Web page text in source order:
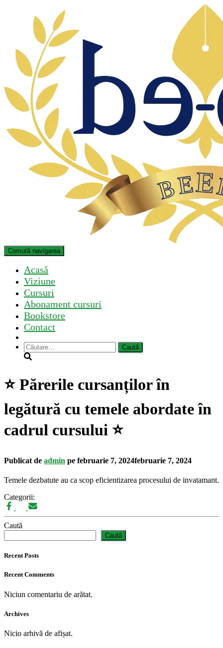
Comută navigarea
Acasă
Viziune
Cursuri
Abonament cursuri
Bookstore
Contact
Caută
după:
⭐ Părerile cursanților în
legătură cu temele abordate în
cadrul cursului ⭐
Publicat de admin pe februarie 7, 2024februarie 7, 2024
Temele dezbatute au ca scop eficientizarea procesului de invatamant.
Categorii:
Caută
Caută
Recent Posts
Recent Comments
Niciun comentariu de arătat.
Archives
Nicio arhivă de afișat.